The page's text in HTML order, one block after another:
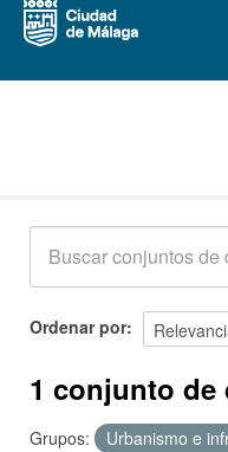
Acerca de
Ordenar por
1 conjunto de
Grupos: Urbanismo e